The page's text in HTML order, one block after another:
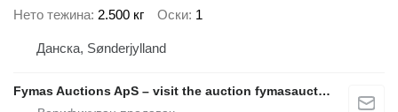
Нето тежина 2.500 кг Оски 1
Данска, Sønderjylland
Fymas Auctions ApS – visit the auction fymasauctions.dk